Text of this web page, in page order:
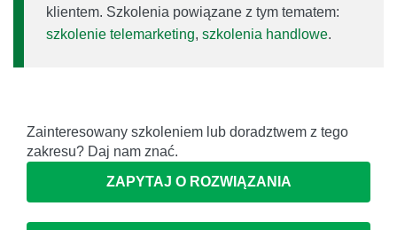
klientem. Szkolenia powiązane z tym tematem:
szkolenie telemarketing, szkolenia handlowe.
Zainteresowany szkoleniem lub doradztwem z tego
zakresu? Daj nam znać.
ZAPYTAJ O ROZWIĄZANIA